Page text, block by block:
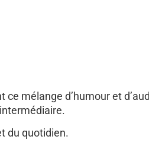
mélange d’humour et
du quotidien.